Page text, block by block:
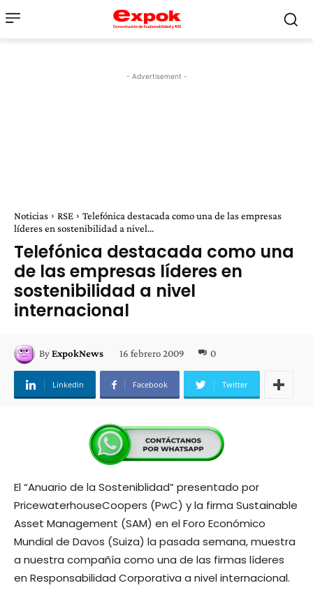
- Advertisement -
Noticias RSE
Telefónica destacada como una de las empresas
líderes en sostenibilidad a nivel...
Telefónica destacada como una
de las empresas líderes en
sostenibilidad a nivel
internacional
ByExpokNews 16 febrero 2009 0
Linkedin Facebook Twitter
El “Anuario de la Sosteniblidad” presentado por
PricewaterhouseCoopers (PwC) y la firma Sustainable
Asset Management (SAM) en el Foro Económico
Mundial de Davos (Suiza) la pasada semana, muestra
a nuestra compañía como una de las firmas líderes
en Responsabilidad Corporativa a nivel internacional.